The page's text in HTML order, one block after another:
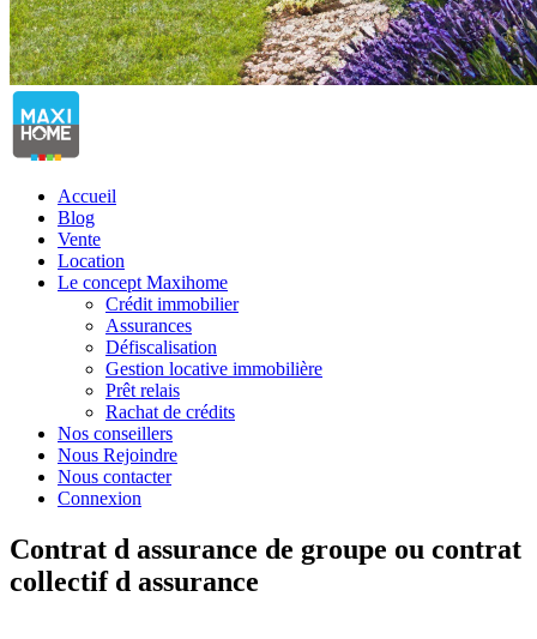
Accueil
Blog
Vente
Location
Le concept Maxihome
Crédit immobilier
Assurances
Défiscalisation
Gestion locative immobilière
Prêt relais
Rachat de crédits
Nos conseillers
Nous Rejoindre
Nous contacter
Connexion
Contrat d assurance de groupe ou contrat
collectif d assurance